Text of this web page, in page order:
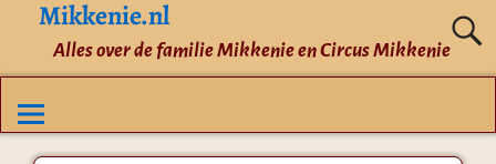
Mikkenie.nl
Alles over de familie Mikkenie en Circus Mikkenie